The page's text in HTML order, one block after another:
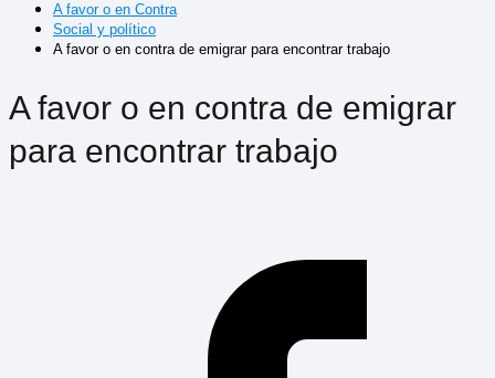
A favor o en Contra
Social y político
A favor o en contra de emigrar para encontrar trabajo
A favor o en contra de emigrar
para encontrar trabajo